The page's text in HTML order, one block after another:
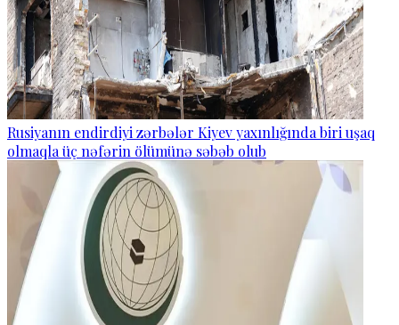
Rusiyanın endirdiyi zərbələr Kiyev yaxınlığında biri uşaq
olmaqla üç nəfərin ölümünə səbəb olub